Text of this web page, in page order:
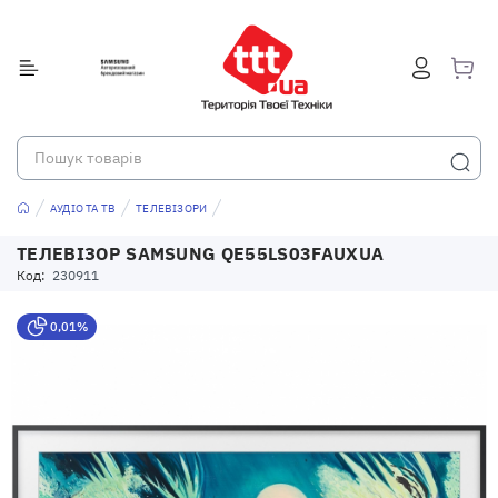
АУДІО ТА ТВ ТЕЛЕВІЗОРИ
ТЕЛЕВІЗОР SAMSUNG QE55LS03FAUXUA
Код: 230911
0,01%